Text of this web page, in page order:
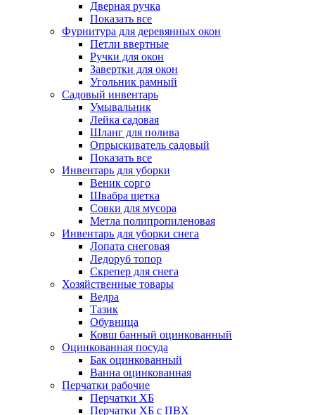
Дверная ручка
Показать все
Фурнитура для деревянных окон
Петли ввертные
Ручки для окон
Завертки для окон
Угольник рамный
Садовый инвентарь
Умывальник
Лейка садовая
Шланг для полива
Опрыскиватель садовый
Показать все
Инвентарь для уборки
Веник сорго
Швабра щетка
Совки для мусора
Метла полипропиленовая
Инвентарь для уборки снега
Лопата снеговая
Ледоруб топор
Скрепер для снега
Хозяйственные товары
Ведра
Тазик
Обувница
Ковш банный оцинкованный
Оцинкованная посуда
Бак оцинкованный
Ванна оцинкованная
Перчатки рабочие
Перчатки ХБ
Перчатки ХБ с ПВХ